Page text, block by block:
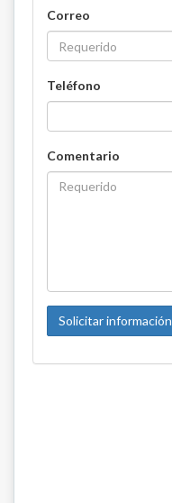
Correo
Teléfono
Comentario
Solicitar información